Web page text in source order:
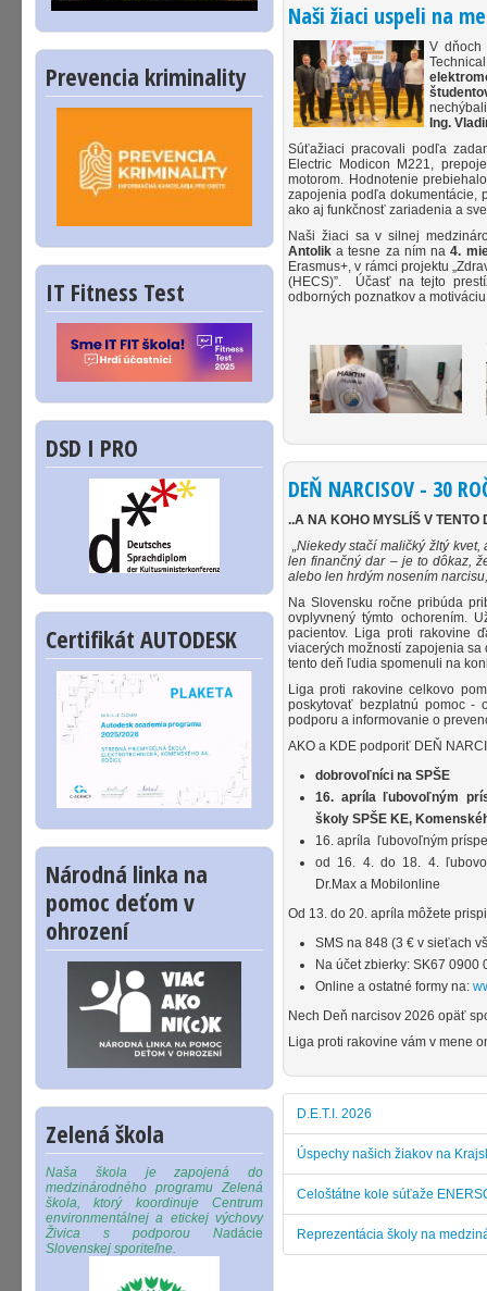
Prevencia kriminality
IT Fitness Test
DSD I PRO
Certifikát AUTODESK
Národná linka na
pomoc deťom v
ohrození
Zelená škola
Naša škola je zapojená do
medzinárodného programu Zelená
škola, ktorý koordinuje Centrum
environmentálnej a etickej výchovy
Živica s podporou Nadácie
Slovenskej sporiteľne.
Naši žiaci uspeli na
V dňoch
Ing.
Súťažiaci pracovali podľa
Electric Modicon M221,
motorom. Hodnotenie
zapojenia podľa dokumentácie,
ako aj funkčnosť zariadenia a
Naši žiaci sa v silnej
Antolika tesne za ním na 4.
Erasmus+, v rámci projektu
(HECS)”. Účasť na tejto
odborných poznatkov a
DEŇ NARCISOV - 30
..A NA KOHO MYSLÍŠ V TENTO
„Niekedy stačí maličký žltý
len finančný dar – je to dôkaz,
alebo len hrdým nosením
Na Slovensku ročne pribúda
ovplyvnený týmto ochorením.
pacientov. Liga proti rakovine
viacerých možností zapojenia
tento deň ľudia spomenuli na
Liga proti rakovine celkovo
poskytovať bezplatnú pomoc -
podporu a informovanie o
AKO a KDE podporiť DEŇ
dobrovoľníci na SPŠE
16. apríla ľubovoľným
školy SPŠE KE,
16. apríla ľubovoľným
od 16. 4. do 18. 4.
Dr.Max a Mobilonline
Od 13. do 20. apríla môžete
SMS na 848 (3 € v sieťach
Na účet zbierky: SK67 0900
Online a ostatné formy na:
Nech Deň narcisov 2026 opäť
Liga proti rakovine vám v mene
D.E.T.I. 2026
Úspechy našich žiakov na
Celoštátne kole súťaže
Reprezentácia školy na